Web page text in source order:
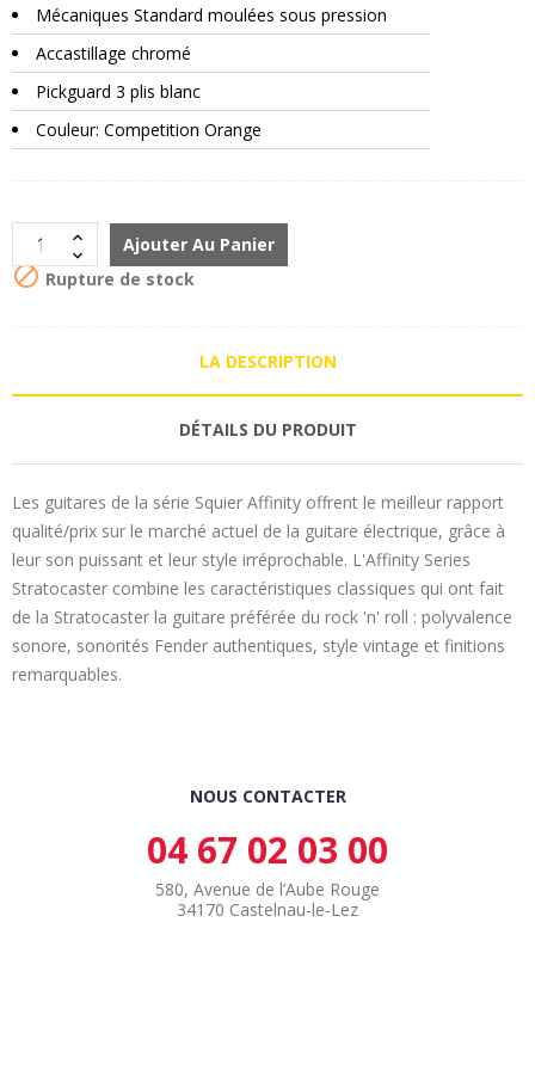
Mécaniques Standard moulées sous pression
Accastillage chromé
Pickguard 3 plis blanc
Couleur: Competition Orange
Ajouter Au Panier
 Rupture de stock
LA DESCRIPTION
DÉTAILS DU PRODUIT
Les guitares de la série Squier Affinity offrent le meilleur rapport
qualité/prix sur le marché actuel de la guitare électrique, grâce à
leur son puissant et leur style irréprochable. L'Affinity Series
Stratocaster combine les caractéristiques classiques qui ont fait
de la Stratocaster la guitare préférée du rock 'n' roll : polyvalence
sonore, sonorités Fender authentiques, style vintage et finitions
remarquables.
NOUS CONTACTER
04 67 02 03 00
580, Avenue de l’Aube Rouge
34170 Castelnau-le-Lez